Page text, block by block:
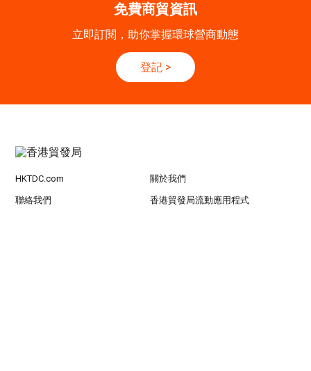
「香港好物節 (東盟)」2026
13.10.2026 - 16.10.2026
免費商貿資訊
立即訂閱，助你掌握環球營商動態
登記 >
HKTDC.com 關於我們
聯絡我們 香港貿發局流動應用程式